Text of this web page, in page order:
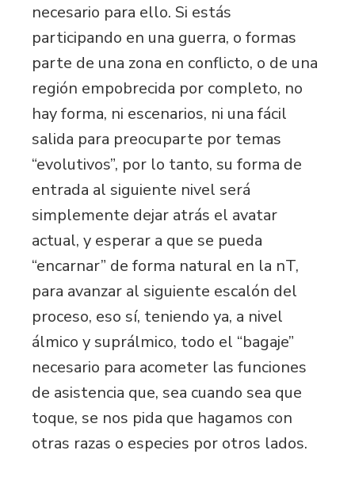
necesario para ello. Si estás
participando en una guerra, o formas
parte de una zona en conflicto, o de una
región empobrecida por completo, no
hay forma, ni escenarios, ni una fácil
salida para preocuparte por temas
“evolutivos”, por lo tanto, su forma de
entrada al siguiente nivel será
simplemente dejar atrás el avatar
actual, y esperar a que se pueda
“encarnar” de forma natural en la nT,
para avanzar al siguiente escalón del
proceso, eso sí, teniendo ya, a nivel
álmico y suprálmico, todo el “bagaje”
necesario para acometer las funciones
de asistencia que, sea cuando sea que
toque, se nos pida que hagamos con
otras razas o especies por otros lados.